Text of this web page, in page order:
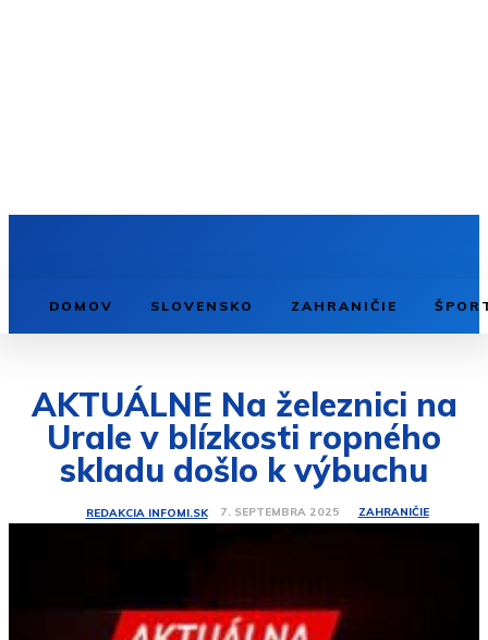
DOMOV SLOVENSKO ZAHRANIČIE
AKTUÁLNE Na železnici na
Urale v blízkosti ropného
skladu došlo k výbuchu
REDAKCIA INFOMI.SK 7. SEPTEMBRA 2025 ZAHRANIČIE